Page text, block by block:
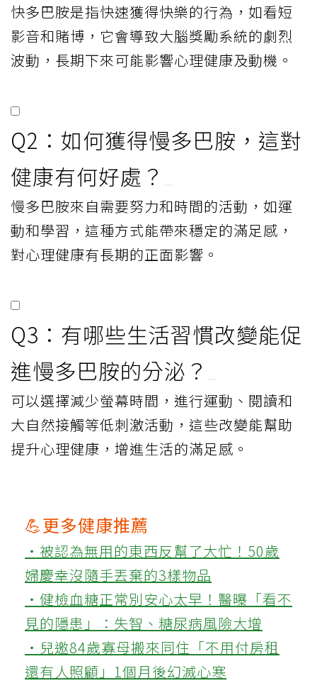
快多巴胺是指快速獲得快樂的行為，如看短
影音和賭博，它會導致大腦獎勵系統的劇烈
波動，長期下來可能影響心理健康及動機。
Q2：如何獲得慢多巴胺，這對
健康有何好處？
慢多巴胺來自需要努力和時間的活動，如運
動和學習，這種方式能帶來穩定的滿足感，
對心理健康有長期的正面影響。
Q3：有哪些生活習慣改變能促
進慢多巴胺的分泌？
可以選擇減少螢幕時間，進行運動、閱讀和
大自然接觸等低刺激活動，這些改變能幫助
提升心理健康，增進生活的滿足感。
💪更多健康推薦
‧被認為無用的東西反幫了大忙！50歲
婦慶幸沒隨手丟棄的3樣物品
‧健檢血糖正常別安心太早！醫曝「看不
見的隱患」：失智、糖尿病風險大增
‧兒邀84歲寡母搬來同住「不用付房租
還有人照顧」1個月後幻滅心寒